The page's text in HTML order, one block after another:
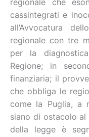
regionale che
cassintegrati e
all’Avvocatura
regionale con tre
per la
Regione; in
finanziaria; il
che obbliga le
come la Puglia, a
siano di ostacolo
della legge è